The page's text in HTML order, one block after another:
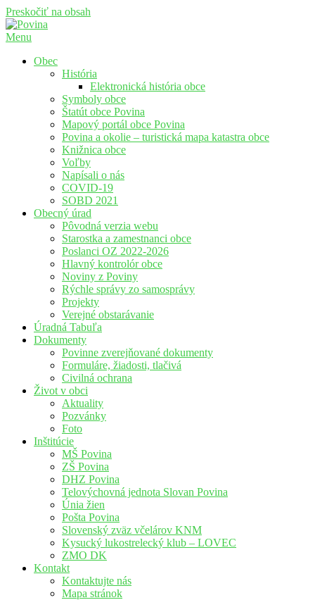
Preskočiť na obsah
Menu
Obec
História
Elektronická história obce
Symboly obce
Štatút obce Povina
Mapový portál obce Povina
Povina a okolie – turistická mapa katastra obce
Knižnica obce
Voľby
Napísali o nás
COVID-19
SOBD 2021
Obecný úrad
Pôvodná verzia webu
Starostka a zamestnanci obce
Poslanci OZ 2022-2026
Hlavný kontrolór obce
Noviny z Poviny
Rýchle správy zo samosprávy
Projekty
Verejné obstarávanie
Úradná Tabuľa
Dokumenty
Povinne zverejňované dokumenty
Formuláre, žiadosti, tlačivá
Civilná ochrana
Život v obci
Aktuality
Pozvánky
Foto
Inštitúcie
MŠ Povina
ZŠ Povina
DHZ Povina
Telovýchovná jednota Slovan Povina
Únia žien
Pošta Povina
Slovenský zväz včelárov KNM
Kysucký lukostrelecký klub – LOVEC
ZMO DK
Kontakt
Kontaktujte nás
Mapa stránok